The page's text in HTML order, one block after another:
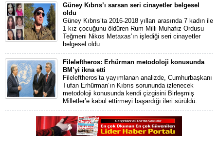
Güney Kıbrıs’ı sarsan seri cinayetler belgesel
oldu
Güney Kıbrıs’ta 2016-2018 yılları arasında 7 kadın ile
1 kız çocuğunu öldüren Rum Milli Muhafız Ordusu
Teğmeni Nikos Metaxas’ın işlediği seri cinayetler
belgesel oldu.
Fileleftheros: Erhürman metodoloji konusunda
BM’yi ikna etti
Fileleftheros’ta yayımlanan analizde, Cumhurbaşkanı
Tufan Erhürman’ın Kıbrıs sorununda izlenecek
metodoloji konusunda kendi çizgisini Birleşmiş
Milletler’e kabul ettirmeyi başardığı ileri sürüldü.